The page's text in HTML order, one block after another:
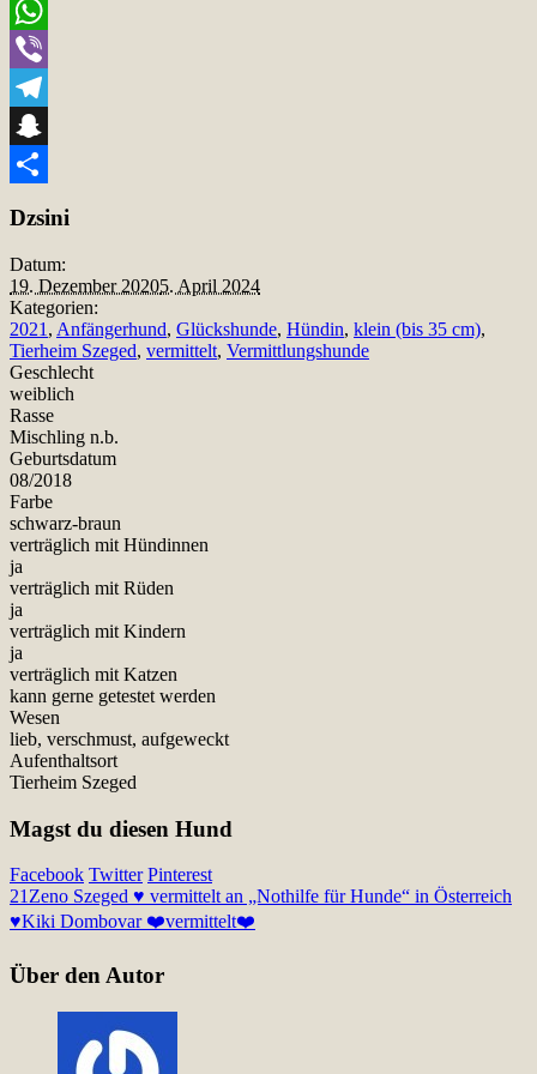
Email
WhatsApp
Viber
Telegram
Snapchat
Dzsini
Datum:
19. Dezember 20205. April 2024
Kategorien:
2021 , Anfängerhund, Glückshunde, Hündin, klein (bis 35 cm),
Tierheim Szeged, vermittelt, Vermittlungshunde
Geschlecht
weiblich
Rasse
Mischling n.b.
Geburtsdatum
08/2018
Farbe
schwarz-braun
verträglich mit Hündinnen
ja
verträglich mit Rüden
ja
verträglich mit Kindern
ja
verträglich mit Katzen
kann gerne getestet werden
Wesen
lieb, verschmust, aufgeweckt
Aufenthaltsort
Tierheim Szeged
Magst du diesen Hund
Facebook Twitter Pinterest
21 Zeno Szeged ♥ vermittelt an „Nothilfe für Hunde“ in Österreich
♥Kiki Dombovar ❤️vermittelt❤️
Über den Autor